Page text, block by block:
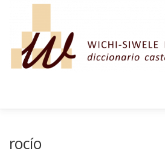
Saltar al contenido
rocío